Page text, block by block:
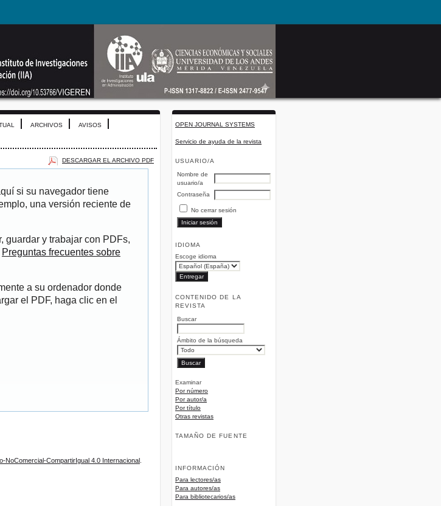
OPEN JOURNAL SYSTEMS
Servicio de ayuda de la revista
USUARIO/A
Nombre de
usuario/a
Contraseña
No cerrar sesión
IDIOMA
Escoge idioma
CONTENIDO DE LA
REVISTA
Buscar
Ámbito de la búsqueda
Examinar
Por número
Por autor/a
Por título
Otras revistas
TAMAÑO DE FUENTE
INFORMACIÓN
Para lectores/as
Para autores/as
Para bibliotecarios/as
ARCHIVOS AVISOS
DESCARGAR EL ARCHIVO PDF
si su navegador tiene
una versión reciente de
guardar y trabajar con PDFs,
Preguntas frecuentes sobre
a su ordenador donde
el PDF, haga clic en el
NoComercial-CompartirIgual 4.0 Internacional